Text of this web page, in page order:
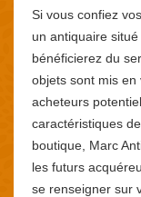
Si vous confiez
un antiquaire
bénéficierez du
objets sont mis
acheteurs
caractéristiques
boutique, Marc
les futurs
se renseigner sur